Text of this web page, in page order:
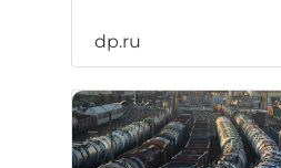
dp.ru